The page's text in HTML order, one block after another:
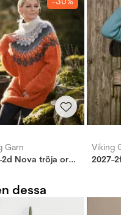
Garn
2027-2d Nova tröja orange
Viking
dessa